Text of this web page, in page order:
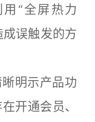
“全屏热力
成误触发的方
晰明示产品功
开通会员、